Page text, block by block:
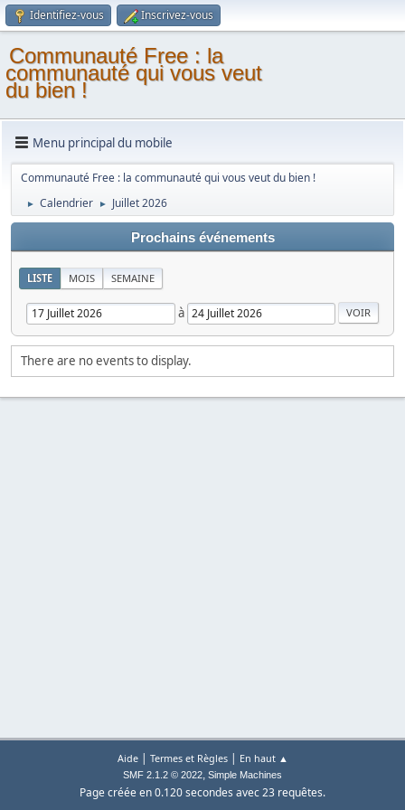
Identifiez-vous Inscrivez-vous
Communauté Free : la
communauté qui vous veut
du bien !
Menu principal du mobile
Communauté Free : la communauté qui vous veut du bien !
► Calendrier ► Juillet 2026
Prochains événements
LISTE MOIS SEMAINE
à
There are no events to display.
Aide| Termes et Règles| En haut ▲
SMF 2.1.2 © 2022, Simple Machines
Page créée en 0.120 secondes avec 23 requêtes.